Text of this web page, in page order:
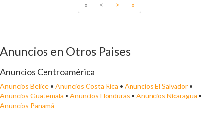
« < > »
Anuncios en Otros Paises
Anuncios Centroamérica
Anuncios Belice • Anuncios Costa Rica • Anuncios El Salvador •
Anuncios Guatemala • Anuncios Honduras • Anuncios Nicaragua •
Anuncios Panamá